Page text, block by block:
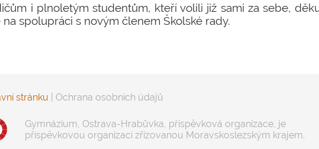
i plnoletým studentům, kteří volili již sami za sebe,
na spolupráci s novým členem Školské rady.
stránku Ochrana osobních údajů
Gymnázium, Ostrava-Hrabůvka, příspěvková organizace, je
příspěvkovou organizací zřizovanou Moravskoslezským krajem.